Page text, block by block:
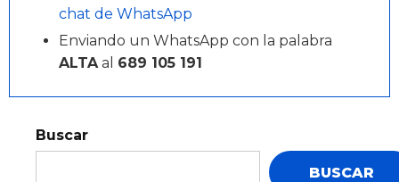
chat de WhatsApp
Enviando un WhatsApp con la palabra
ALTAal 689 105 191
Buscar
BUSCAR